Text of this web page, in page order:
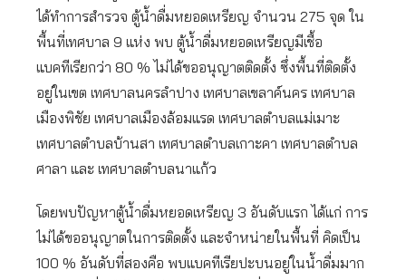
ได้ทำการสำรวจ ตู้น้ำดื่มหยอดเหรียญ จำนวน 275 จุด ใน
พื้นที่เทศบาล 9 แห่ง พบ ตู้น้ำดื่มหยอดเหรียญมีเชื้อ
แบคทีเรียกว่า 80 % ไม่ได้ขออนุญาตติดตั้ง ซึ่งพื้นที่ติดตั้ง
อยู่ในเขต เทศบาลนครลำปาง เทศบาลเขลาค์นคร เทศบาล
เมืองพิชัย เทศบาลเมืองล้อมแรด เทศบาลตำบลแม่เมาะ
เทศบาลตำบลบ้านสา เทศบาลตำบลเกาะคา เทศบาลตำบล
ศาลา และ เทศบาลตำบลนาแก้ว
โดยพบปัญหาตู้น้ำดื่มหยอดเหรียญ 3 อันดับแรก ได้แก่ การ
ไม่ได้ขออนุญาตในการติดตั้ง และจำหน่ายในพื้นที่ คิดเป็น
100 % อันดับที่สองคือ พบแบคทีเรียปะบนอยู่ในน้ำดื่มมาก